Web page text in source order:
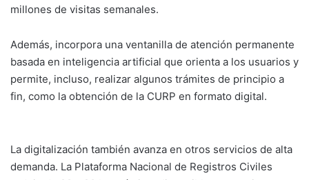
millones de visitas semanales.
Además, incorpora una ventanilla de atención permanente
basada en inteligencia artificial que orienta a los usuarios y
permite, incluso, realizar algunos trámites de principio a
fin, como la obtención de la CURP en formato digital.
La digitalización también avanza en otros servicios de alta
demanda. La Plataforma Nacional de Registros Civiles